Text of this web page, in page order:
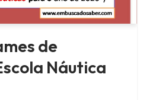
de
Náutica